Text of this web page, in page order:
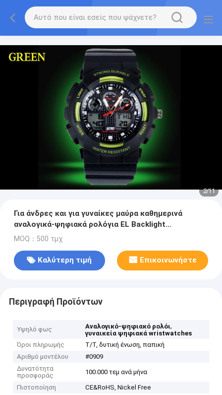
2/11
Για άνδρες και για γυναίκες μαύρα καθημερινά
αναλογικά-ψηφιακά ρολόγια EL Backlight
συναγερμών με το χρονόμετρο με διακόπτη
MOQ：500 τμχ
Καλύτερη τιμή Επικοινωνήστε
Περιγραφή Προϊόντων
Υψηλό φως Αναλογικό-ψηφιακό ρολόι,
γυναικεία ψηφιακά wristwatches
Όροι πληρωμής
T/T, δυτική ένωση, παπική
Αριθμό μοντέλου
#0909
Δυνατότητα
προσφοράς
100.000 τεμ ανά μήνα
Πιστοποίηση
CE&RoHS, Nickel Free